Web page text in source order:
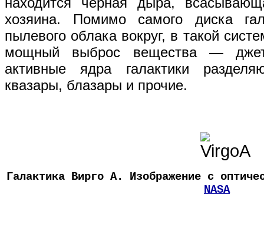
хозяина. Помимо самого диска
пылевого облака вокруг, в такой
мощный выброс вещества —
активные ядра галактики
квазары, блазары и прочие.
Галактика Вирго А. Изображение с
NASA